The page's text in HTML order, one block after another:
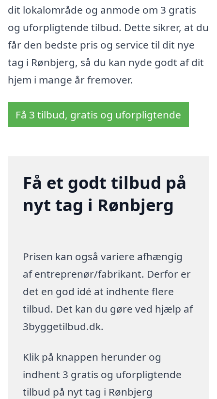
dit lokalområde og anmode om 3 gratis
og uforpligtende tilbud. Dette sikrer, at du
får den bedste pris og service til dit nye
tag i Rønbjerg, så du kan nyde godt af dit
hjem i mange år fremover.
Få 3 tilbud, gratis og uforpligtende
Få et godt tilbud på
nyt tag i Rønbjerg
Prisen kan også variere afhængig
af entreprenør/fabrikant. Derfor er
det en god idé at indhente flere
tilbud. Det kan du gøre ved hjælp af
3byggetilbud.dk.
Klik på knappen herunder og
indhent 3 gratis og uforpligtende
tilbud på nyt tag i Rønbjerg